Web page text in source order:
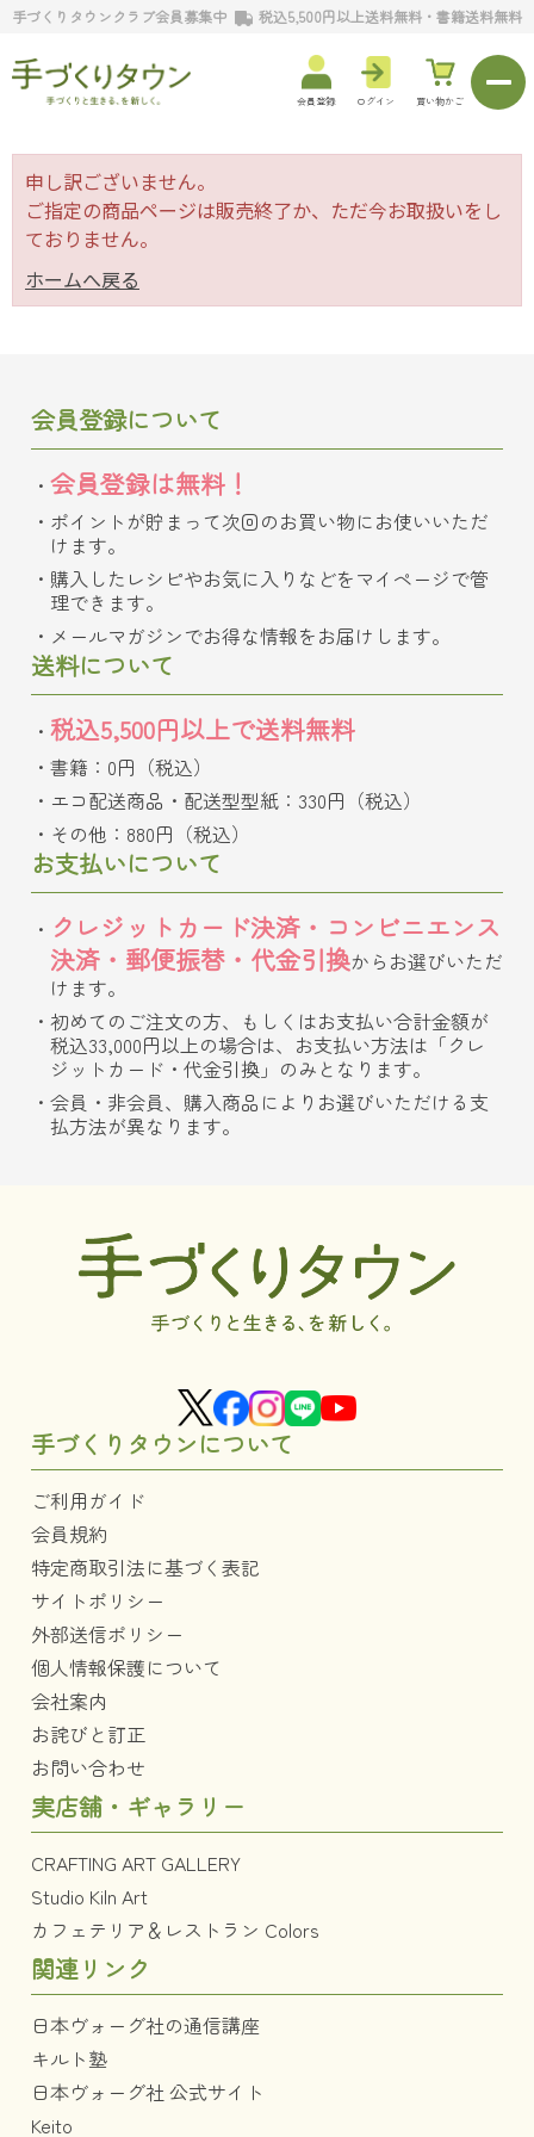
手づくりタウンクラブ会員募集中 税込5,500円以上送料無料・書籍送料無料
会員登録 ログイン 買い物かご
申し訳ございません。
ご指定の商品ページは販売終了か、ただ今お取扱いをし
ておりません。
ホームへ戻る
会員登録について
会員登録は無料！
ポイントが貯まって次回のお買い物にお使いいただ
けます。
購入したレシピやお気に入りなどをマイページで管
理できます。
メールマガジンでお得な情報をお届けします。
送料について
税込5,500円以上で送料無料
書籍：0円（税込）
エコ配送商品・配送型型紙：330円（税込）
その他：880円（税込）
お支払いについて
クレジットカード決済・コンビニエンス
決済・郵便振替・代金引換からお選びいただ
けます。
初めてのご注文の方、もしくはお支払い合計金額が
税込33,000円以上の場合は、お支払い方法は「クレ
ジットカード・代金引換」のみとなります。
会員・非会員、購入商品によりお選びいただける支
払方法が異なります。
手づくりタウンについて
ご利用ガイド
会員規約
特定商取引法に基づく表記
サイトポリシー
外部送信ポリシー
個人情報保護について
会社案内
お詫びと訂正
お問い合わせ
実店舗・ギャラリー
CRAFTING ART GALLERY
Studio Kiln Art
カフェテリア＆レストラン Colors
関連リンク
日本ヴォーグ社の通信講座
キルト塾
日本ヴォーグ社 公式サイト
Keito